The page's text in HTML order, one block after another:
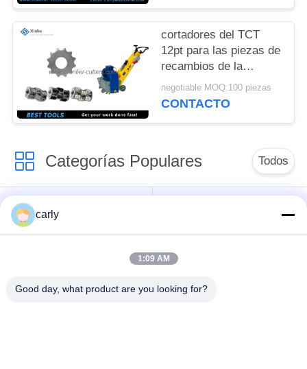
POLÍTICAS
PRIVACIDAD
cortadores del TCT
12pt para las piezas de
recambios de la
disposición del tambor
de las alisadoras del
negotiable MOQ:100 piezas
CONTACTO
Categorías Populares Todos
Cortadores del
escarificador
Cortadores de PCD
carly
1:09 AM
Good day, what product are you looking for?